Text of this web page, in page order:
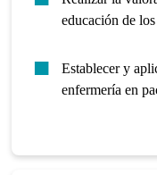
educación de
Establecer y
enfermería en